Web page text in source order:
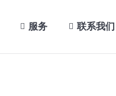
服务 联系我们